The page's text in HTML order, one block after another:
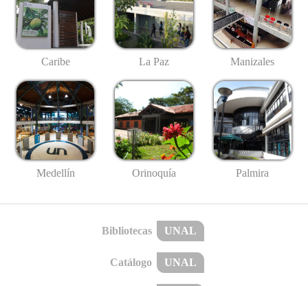
Caribe La Paz Manizales
Medellín Orinoquía Palmira
Bibliotecas UNAL
Catálogo UNAL